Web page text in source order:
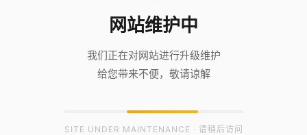
网站维护中
我们正在对网站进行升级维护
给您带来不便，敬请谅解
SITE UNDER MAINTENANCE · 请稍后访问